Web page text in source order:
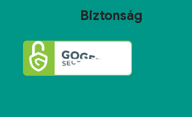
Biztonság